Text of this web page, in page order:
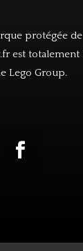
protégée
est
Lego Group.